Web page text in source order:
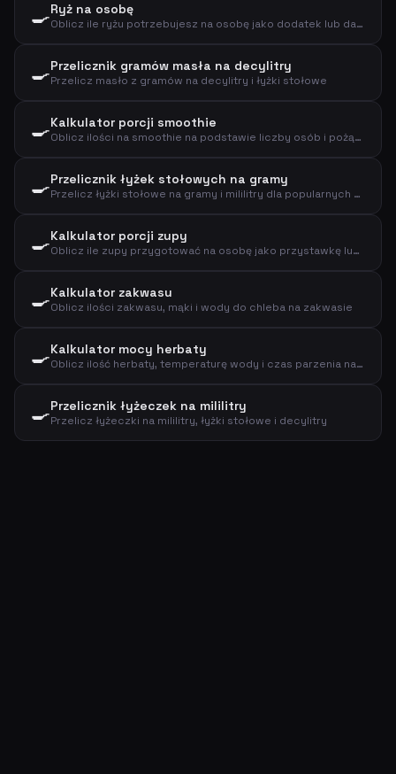
🍳Ryż na osobę
Oblicz ile ryżu potrzebujesz na osobę jako dodatek lub danie główne
🍳Przelicznik gramów masła na decylitry
Przelicz masło z gramów na decylitry i łyżki stołowe
🍳Kalkulator porcji smoothie
Oblicz ilości na smoothie na podstawie liczby osób i pożądanego rozmiaru
🍳Przelicznik łyżek stołowych na gramy
Przelicz łyżki stołowe na gramy i mililitry dla popularnych składników
🍳Kalkulator porcji zupy
Oblicz ile zupy przygotować na osobę jako przystawkę lub danie główne
🍳Kalkulator zakwasu
Oblicz ilości zakwasu, mąki i wody do chleba na zakwasie
🍳Kalkulator mocy herbaty
Oblicz ilość herbaty, temperaturę wody i czas parzenia na podstawie typu i liczby filiżanek
🍳Przelicznik łyżeczek na mililitry
Przelicz łyżeczki na mililitry, łyżki stołowe i decylitry